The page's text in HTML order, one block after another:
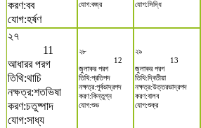
করণ:বব
যোগ:হর্ষণ
যোগ:বজ্র
যোগ:সিদ্ধি
২৭
11
আধারর পরগ
তিথি:থাচি
নক্ষত্র:শতভিষা
করণ:চতুষ্পাদ
যোগ:সাধ্য
২৮
12
জুলাকর পরগ
তিথি:প্রতিপদ
নক্ষত্র:পূর্বভাদ্রপদ
করণ:কিন্তুগ্ন
যোগ:শুভ
২৯
13
জুলাকর পরগ
তিথি:দ্বিতীয়া
নক্ষত্র:উত্তরভাদ্রপদ
করণ:বালব
যোগ:শুক্র